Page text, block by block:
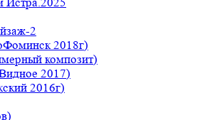
2
2018г)
композит)
2017)
2016г)